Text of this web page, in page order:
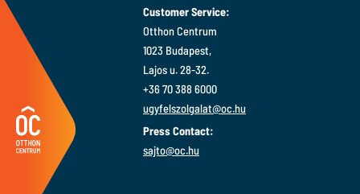
Customer Service:
Otthon Centrum
1023 Budapest,
Lajos u. 28-32.
+36 70 388 6000
ugyfelszolgalat@oc.hu
Press Contact:
sajto@oc.hu